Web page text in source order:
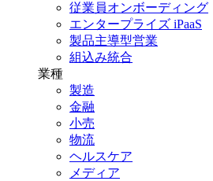
従業員オンボーディング
エンタープライズ iPaaS
製品主導型営業
組込み統合
業種
製造
金融
小売
物流
ヘルスケア
メディア